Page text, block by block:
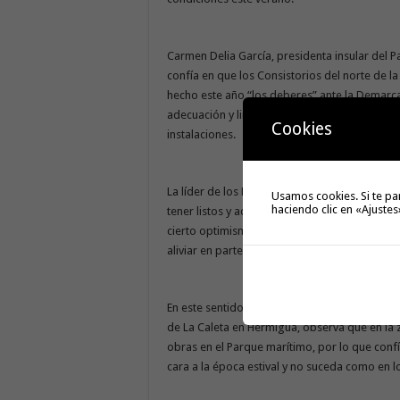
Carmen Delia García, presidenta insular del
confía en que los Consistorios del norte de
hecho este año “los deberes” ante la
adecuación y limpieza de sus playas y
instalaciones.
La líder de los Populares en la isla insiste en
tener listos y adecentados estos espacios,
cierto optimismo y esperanza a la
aliviar en parte, las pérdidas que ha sufrido
En este sentido, Carmen Delia García, quien
de La Caleta en Hermigua, observa que en
obras en el Parque marítimo, por lo que
cara a la época estival y no suceda como en
Cookies
Usamos cookies. Si te
haciendo clic en